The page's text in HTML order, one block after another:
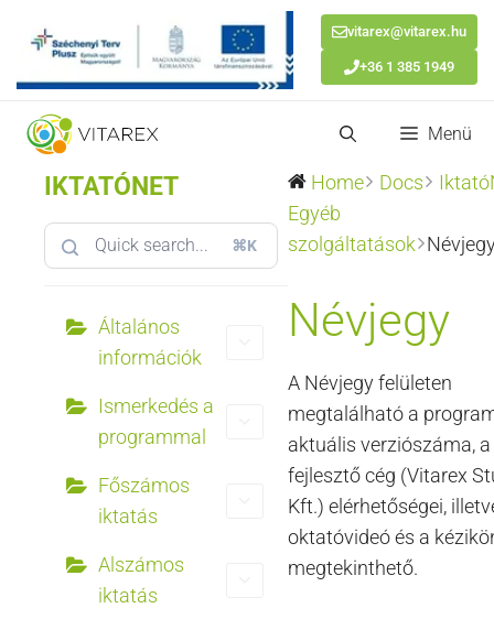
vitarex@vitarex.hu
+36 1 385 1949
Kilépés
tartalomba
Menü
IKTATÓNET
⌘K
Általános
információk
Ismerkedés a
programmal
Főszámos
iktatás
Alszámos
iktatás
Home Docs
Egyéb
szolgáltatások
Névjegy
A Névjegy felületen
megtalálható a
aktuális verziószáma, a
fejlesztő cég (Vitarex
Kft.) elérhetőségei,
oktatóvideó és a
megtekinthető.